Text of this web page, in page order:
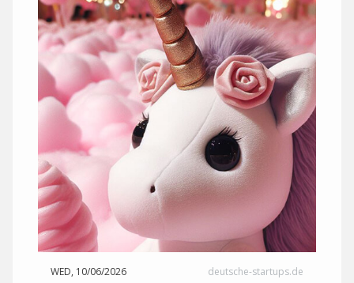
WED, 10/06/2026 deutsche-startups.de